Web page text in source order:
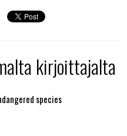
kirjoittajalta
species